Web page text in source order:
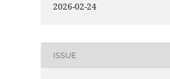
2026-02-24
ISSUE